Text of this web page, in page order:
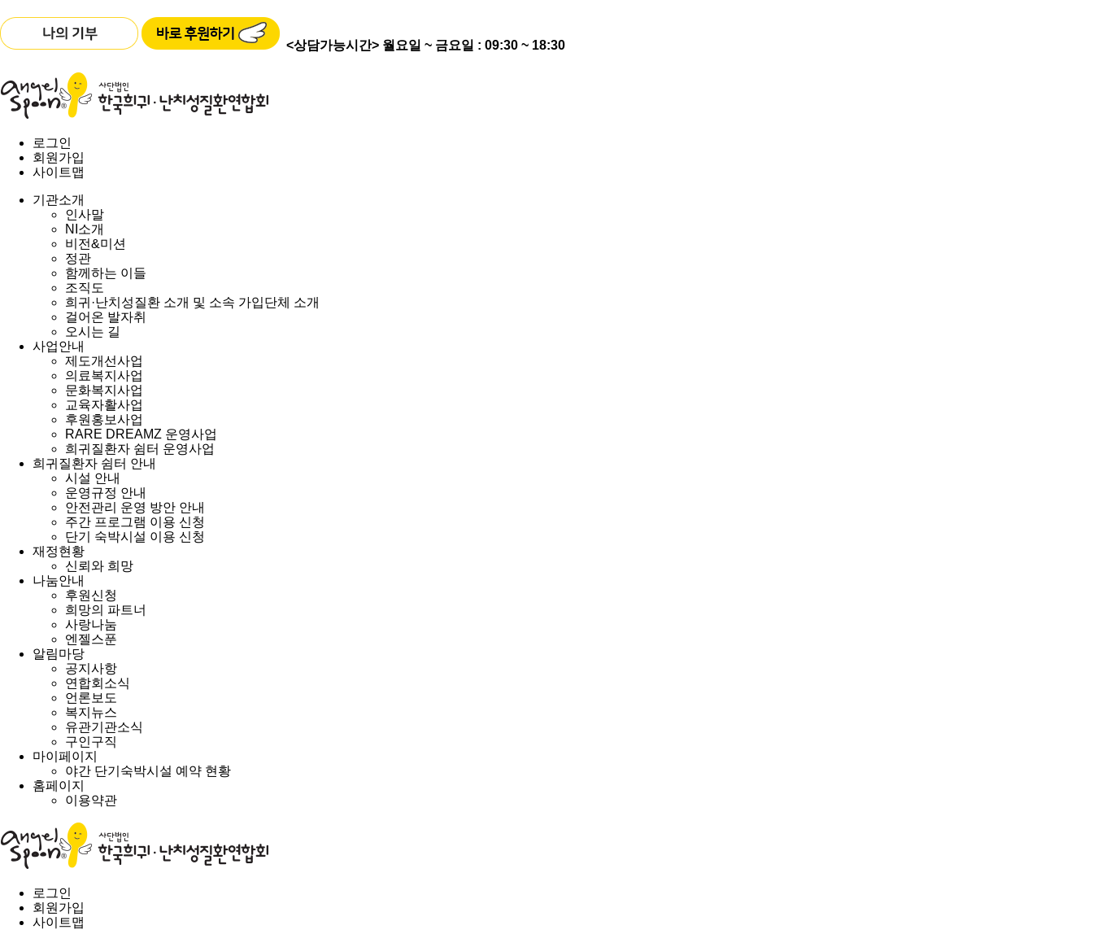
<상담가능시간> 월요일 ~ 금요일 : 09:30 ~ 18:30
로그인
회원가입
사이트맵
기관소개
인사말
NI소개
비전&미션
정관
함께하는 이들
조직도
희귀·난치성질환 소개 및 소속 가입단체 소개
걸어온 발자취
오시는 길
사업안내
제도개선사업
의료복지사업
문화복지사업
교육자활사업
후원홍보사업
RARE DREAMZ 운영사업
희귀질환자 쉼터 운영사업
희귀질환자 쉼터 안내
시설 안내
운영규정 안내
안전관리 운영 방안 안내
주간 프로그램 이용 신청
단기 숙박시설 이용 신청
재정현황
신뢰와 희망
나눔안내
후원신청
희망의 파트너
사랑나눔
엔젤스푼
알림마당
공지사항
연합회소식
언론보도
복지뉴스
유관기관소식
구인구직
마이페이지
야간 단기숙박시설 예약 현황
홈페이지
이용약관
로그인
회원가입
사이트맵